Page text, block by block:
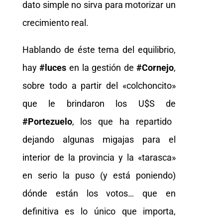
dato simple no sirva para motorizar un
crecimiento real.
Hablando de éste tema del equilibrio,
hay#luces en la gestión de#Cornejo,
sobre todo a partir del «colchoncito»
que le brindaron los U$S de
#Portezuelo, los que ha repartido
dejando algunas migajas para el
interior de la provincia y la «tarasca»
en serio la puso (y está poniendo)
dónde están los votos… que en
definitiva es lo único que importa,